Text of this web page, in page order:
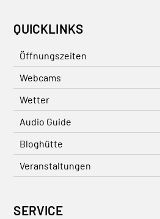
QUICKLINKS
Öffnungszeiten
Webcams
Wetter
Audio Guide
Bloghütte
Veranstaltungen
SERVICE